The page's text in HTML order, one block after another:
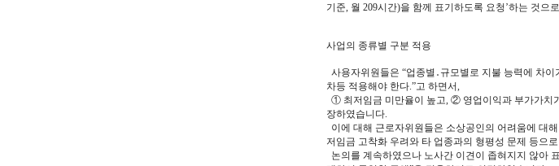
기준, 월 209시간)을 함께 표기하도록 요청’하는 것으
사업의 종류별 구분 적용
사용자위원들은 “업종별․규모별로 지불 능력에 차
차등 적용해야 한다.”고 하면서,
① 최저임금 미만율이 높고, ② 영업이익과 부가가치
장하였습니다.
이에 대해 근로자위원들은 소상공인의 어려움에 대
저임금 고착화 우려와 타 업종과의 형평성 문제 등으
논의를 계속하였으나 노사간 이견이 좁혀지지 않아